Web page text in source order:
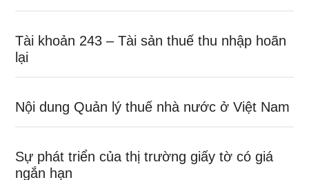
Tài khoản 243 – Tài sản thuế thu nhập hoãn
lại
Nội dung Quản lý thuế nhà nước ở Việt Nam
Sự phát triển của thị trường giấy tờ có giá
ngắn hạn